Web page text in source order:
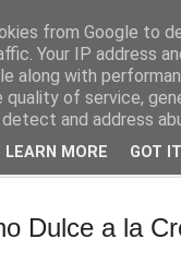
Día y el día a día de
Dulce a la
from Google to
Your IP address
along with
of service,
and address
LEARN MORE GOT IT